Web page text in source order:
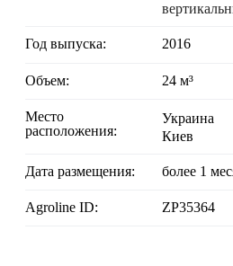
Год выпуска: 2016
Объем: 24 м³
Место
расположения:
Украина
Киев
Дата размещения: более 1
Agroline ID: ZP35364